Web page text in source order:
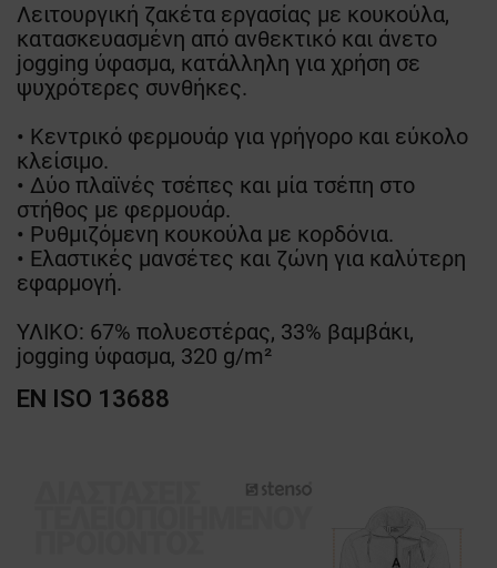
Λειτουργική ζακέτα εργασίας με κουκούλα,
κατασκευασμένη από ανθεκτικό και άνετο
jogging ύφασμα, κατάλληλη για χρήση σε
ψυχρότερες συνθήκες.
• Κεντρικό φερμουάρ για γρήγορο και εύκολο
κλείσιμο.
• Δύο πλαϊνές τσέπες και μία τσέπη στο
στήθος με φερμουάρ.
• Ρυθμιζόμενη κουκούλα με κορδόνια.
• Ελαστικές μανσέτες και ζώνη για καλύτερη
εφαρμογή.
ΥΛΙΚΟ: 67% πολυεστέρας, 33% βαμβάκι,
jogging ύφασμα, 320 g/m²
EN ISO 13688